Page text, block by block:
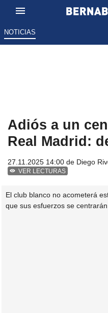
NOTICIAS
Adiós a un
Real Madrid:
27.11.2025 14:00 de Diego
VER LECTURAS
El club blanco no acometerá
que sus esfuerzos se